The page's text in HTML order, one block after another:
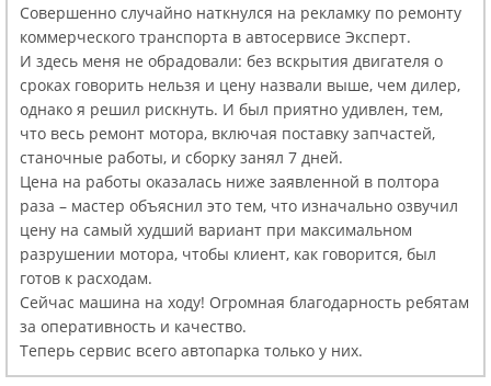
Совершенно случайно наткнулся на рекламку по ремонту
коммерческого транспорта в автосервисе Эксперт.
И здесь меня не обрадовали: без вскрытия двигателя о
сроках говорить нельзя и цену назвали выше, чем дилер,
однако я решил рискнуть. И был приятно удивлен, тем,
что весь ремонт мотора, включая поставку запчастей,
станочные работы, и сборку занял 7 дней.
Цена на работы оказалась ниже заявленной в полтора
раза – мастер объяснил это тем, что изначально озвучил
цену на самый худший вариант при максимальном
разрушении мотора, чтобы клиент, как говорится, был
готов к расходам.
Сейчас машина на ходу! Огромная благодарность ребятам
за оперативность и качество.
Теперь сервис всего автопарка только у них.